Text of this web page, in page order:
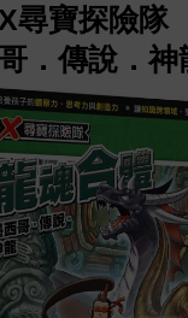
X尋寶探險隊
．傳說．神